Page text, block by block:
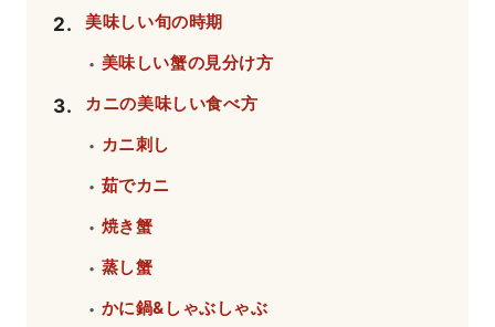
2. 美味しい旬の時期
・ 美味しい蟹の見分け方
3. カニの美味しい食べ方
・ カニ刺し
・ 茹でカニ
・ 焼き蟹
・ 蒸し蟹
・ かに鍋&しゃぶしゃぶ